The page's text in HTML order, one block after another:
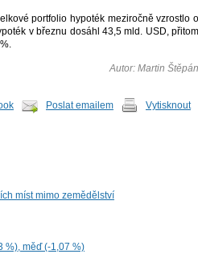
portfolio hypoték meziročně vzrostlo o
v březnu dosáhl 43,5 mld. USD, přitom
Autor: Martin Štěpán
Poslat emailem Vytisknout
míst mimo zemědělství
%), měď (-1,07 %)